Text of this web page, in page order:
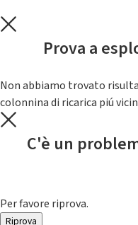
Prova a
Non abbiamo trovato
colonnina di ricarica piú
C'è un
Per favore riprova.
Riprova